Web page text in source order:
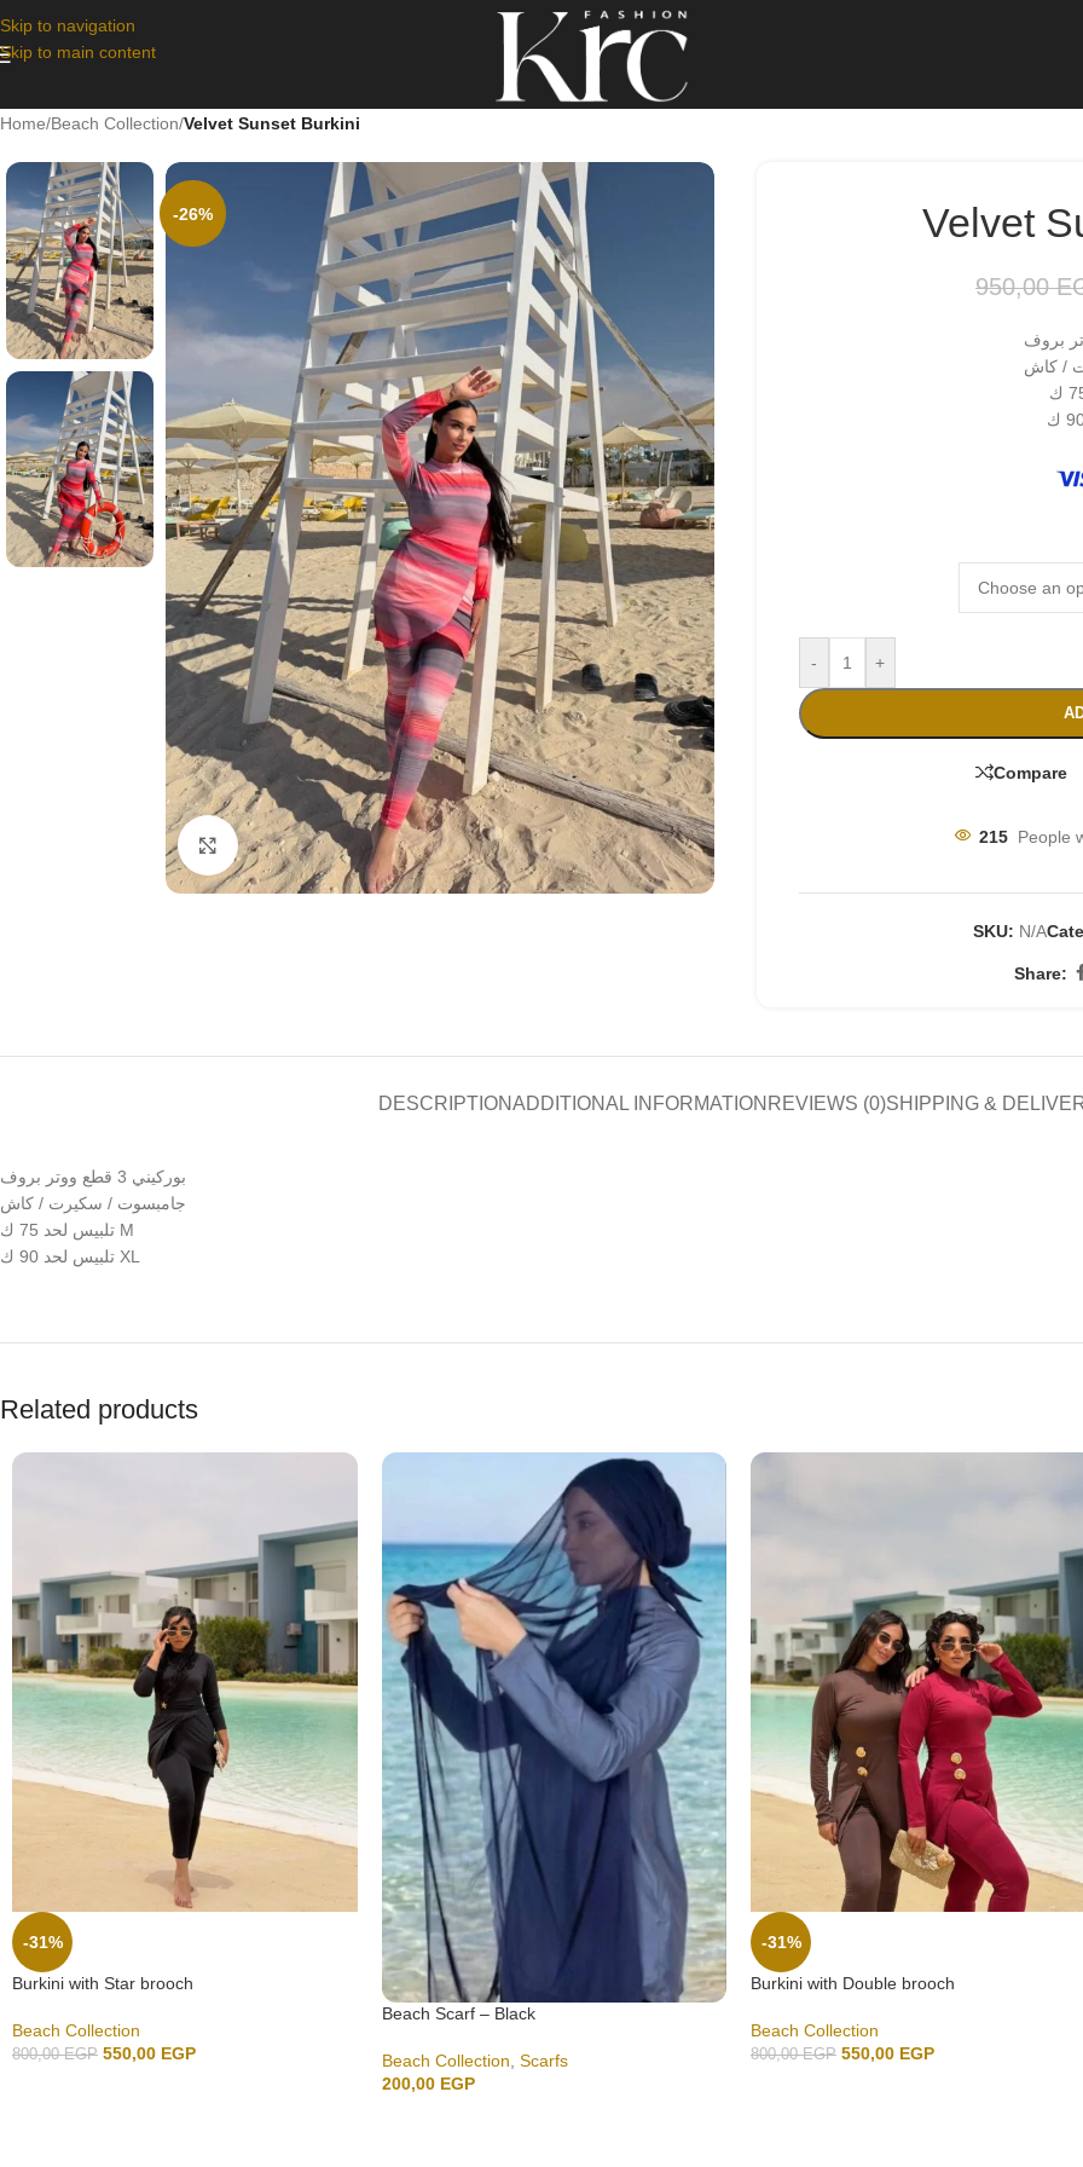
Skip to navigation
Skip to main content
Home/Beach Collection/Velvet Sunset Burkini
-26%
Click to enlarge
Velvet
950,00
/ كاش
- +
Compare
215 People
SKU: N/A
Share:
DESCRIPTIONADDITIONAL INFORMATION REVIEWS (0)SHIPPING &
بوركيني 3 قطع ووتر بروف
جامبسوت / سكيرت / كاش
تلبيس لحد 75 ك M
تلبيس لحد 90 ك XL
Related products
-31%
Burkini with Star brooch
Beach Collection
800,00EGP 550,00 EGP
Beach Scarf – Black
Beach Collection Scarfs
200,00 EGP
-31%
Burkini with Double brooch
Beach Collection
800,00EGP 550,00 EGP